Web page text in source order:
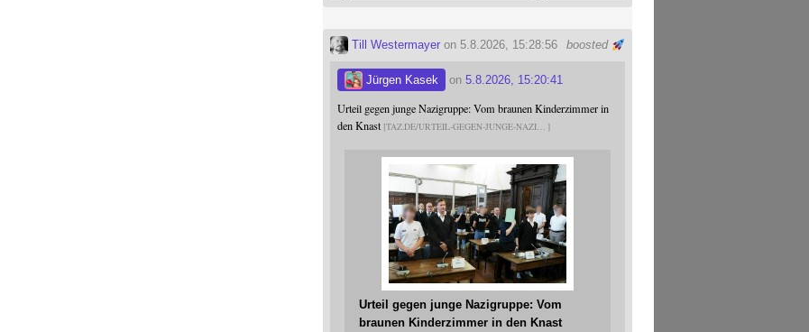
boosted
Till Westermayer on 5.8.2026, 15:28:56
Jürgen Kasek on5.8.2026, 15:20:41
Urteil gegen junge Nazigruppe: Vom braunen Kinderzimmer in
den Knast TAZ.DE/URTEIL-GEGEN-JUNGE-NAZI
Urteil gegen junge Nazigruppe: Vom
braunen Kinderzimmer in den Knast